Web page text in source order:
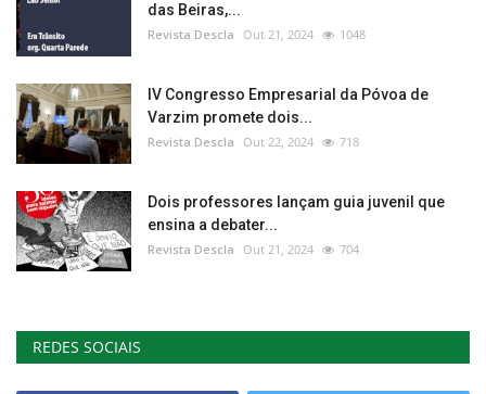
das Beiras,...
Revista Descla Out 21, 2024 1048
IV Congresso Empresarial da Póvoa de
Varzim promete dois...
Revista Descla Out 22, 2024 718
Dois professores lançam guia juvenil que
ensina a debater...
Revista Descla Out 21, 2024 704
REDES SOCIAIS